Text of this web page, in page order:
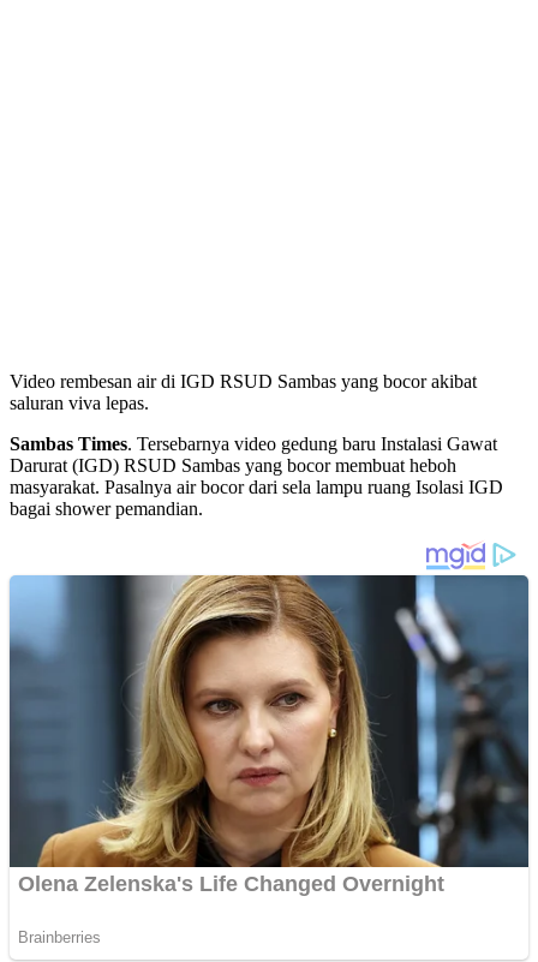
Video rembesan air di IGD RSUD Sambas yang bocor akibat
saluran viva lepas.
Sambas Times. Tersebarnya video gedung baru Instalasi Gawat
Darurat (IGD) RSUD Sambas yang bocor membuat heboh
masyarakat. Pasalnya air bocor dari sela lampu ruang Isolasi IGD
bagai shower pemandian.